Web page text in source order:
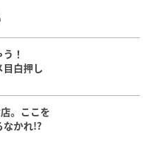
！
白押し
。ここを
なかれ!?